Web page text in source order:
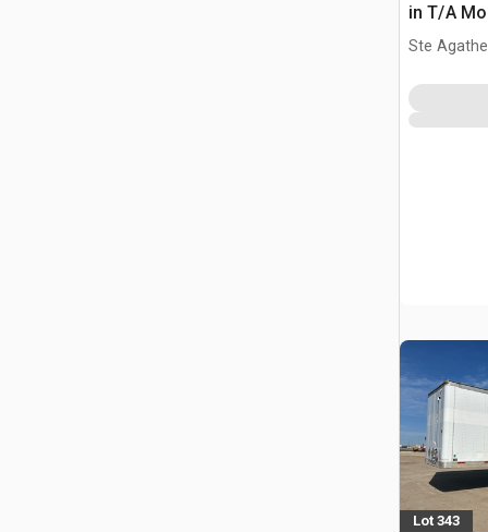
in T/A
Ste
Lot 343